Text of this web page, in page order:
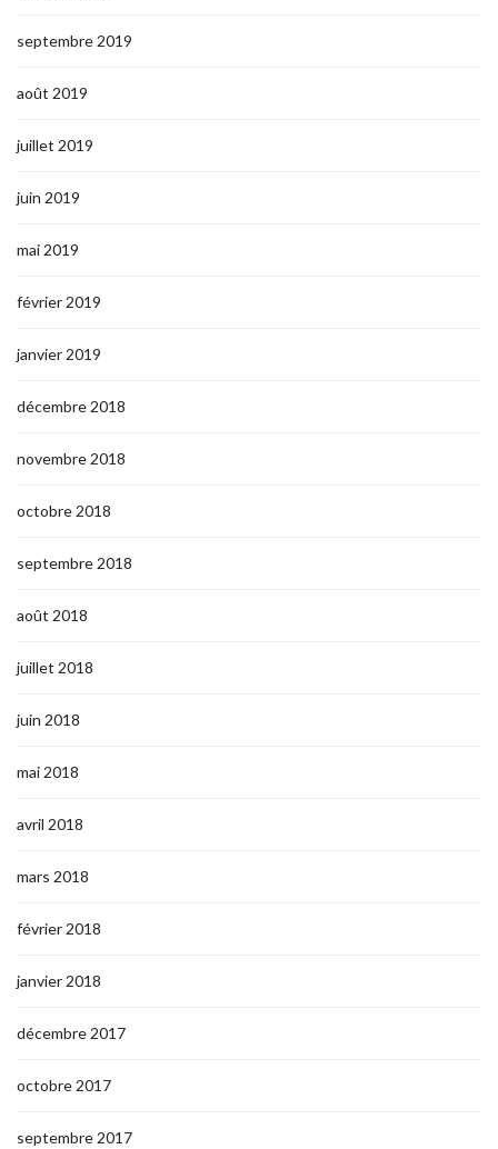
septembre 2019
août 2019
juillet 2019
juin 2019
mai 2019
février 2019
janvier 2019
décembre 2018
novembre 2018
octobre 2018
septembre 2018
août 2018
juillet 2018
juin 2018
mai 2018
avril 2018
mars 2018
février 2018
janvier 2018
décembre 2017
octobre 2017
septembre 2017